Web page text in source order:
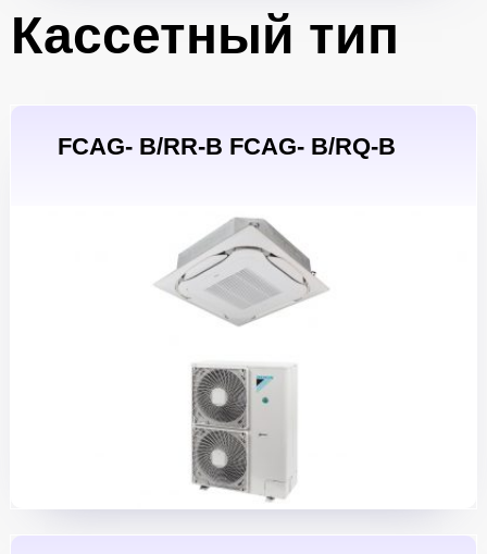
Кассетный тип
FCAG- B/RR-B FCAG- B/RQ-B